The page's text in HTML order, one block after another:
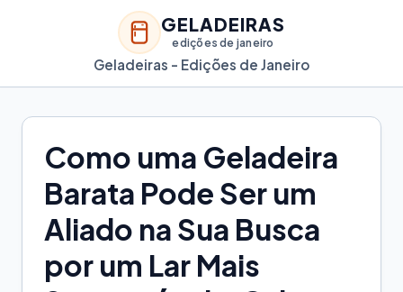
GELADEIRAS
edições de janeiro
Geladeiras - Edições de Janeiro
Como uma Geladeira
Barata Pode Ser um
Aliado na Sua Busca
por um Lar Mais